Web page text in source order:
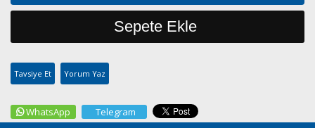
Tavsiye Et Yorum Yaz
WhatsApp Telegram